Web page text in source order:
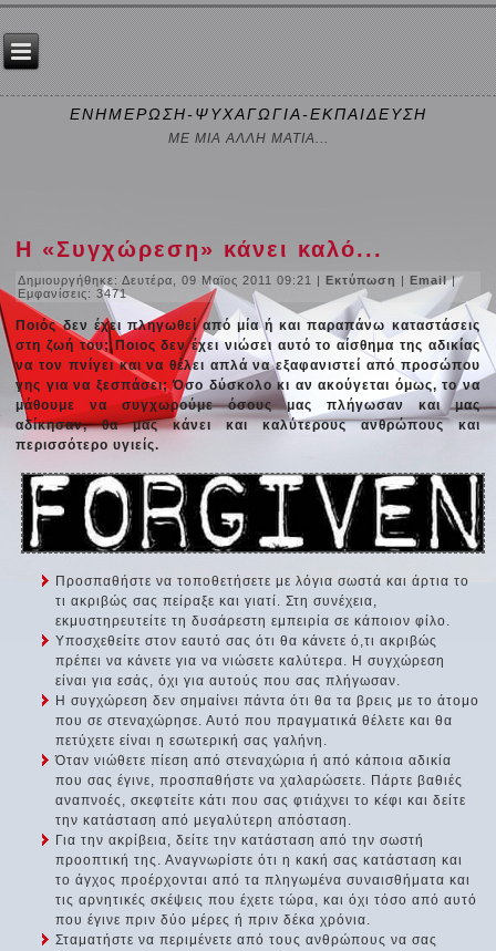
ΕΝΗΜΕΡΩΣΗ-ΨΥΧΑΓΩΓΙΑ-ΕΚΠΑΙΔΕΥΣΗ
ΜΕ ΜΙΑ ΑΛΛΗ ΜΑΤΙΑ...
Η «Συγχώρεση» κάνει καλό...
Δημιουργήθηκε: Δευτέρα, 09 Μαϊος 2011 09:21 |Εκτύπωση |Email|
Εμφανίσεις: 3471
Ποιός δεν έχει πληγωθεί από μία ή και παραπάνω καταστάσεις
στη ζωή του; Ποιος δεν έχει νιώσει αυτό το αίσθημα της αδικίας
να τον πνίγει και να θέλει απλά να εξαφανιστεί από προσώπου
γης για να ξεσπάσει; Όσο δύσκολο κι αν ακούγεται όμως, το να
μάθουμε να συγχωρούμε όσους μας πλήγωσαν και μας
αδίκησαν, θα μας κάνει και καλύτερους ανθρώπους και
περισσότερο υγιείς.
Προσπαθήστε να τοποθετήσετε με λόγια σωστά και άρτια το
τι ακριβώς σας πείραξε και γιατί. Στη συνέχεια,
εκμυστηρευτείτε τη δυσάρεστη εμπειρία σε κάποιον φίλο.
Υποσχεθείτε στον εαυτό σας ότι θα κάνετε ό,τι ακριβώς
πρέπει να κάνετε για να νιώσετε καλύτερα. Η συγχώρεση
είναι για εσάς, όχι για αυτούς που σας πλήγωσαν.
Η συγχώρεση δεν σημαίνει πάντα ότι θα τα βρεις με το άτομο
που σε στεναχώρησε. Αυτό που πραγματικά θέλετε και θα
πετύχετε είναι η εσωτερική σας γαλήνη.
Όταν νιώθετε πίεση από στεναχώρια ή από κάποια αδικία
που σας έγινε, προσπαθήστε να χαλαρώσετε. Πάρτε βαθιές
αναπνοές, σκεφτείτε κάτι που σας φτιάχνει το κέφι και δείτε
την κατάσταση από μεγαλύτερη απόσταση.
Για την ακρίβεια, δείτε την κατάσταση από την σωστή
προοπτική της. Αναγνωρίστε ότι η κακή σας κατάσταση και
το άγχος προέρχονται από τα πληγωμένα συναισθήματα και
τις αρνητικές σκέψεις που έχετε τώρα, και όχι τόσο από αυτό
που έγινε πριν δύο μέρες ή πριν δέκα χρόνια.
Σταματήστε να περιμένετε από τους ανθρώπους να σας